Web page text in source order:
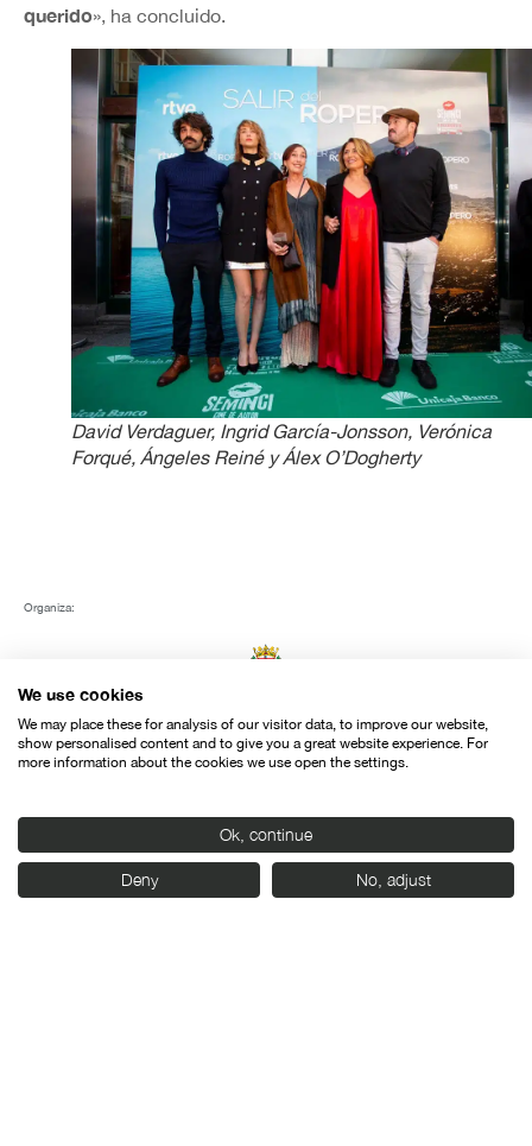
querido», ha concluido.
David Verdaguer, Ingrid García-Jonsson, Verónica
Forqué, Ángeles Reiné y Álex O’Dogherty
Organiza:
We use cookies
We may place these for analysis of our visitor data, to improve our website,
show personalised content and to give you a great website experience. For
more information about the cookies we use open the settings.
Ok, continue
Deny No, adjust